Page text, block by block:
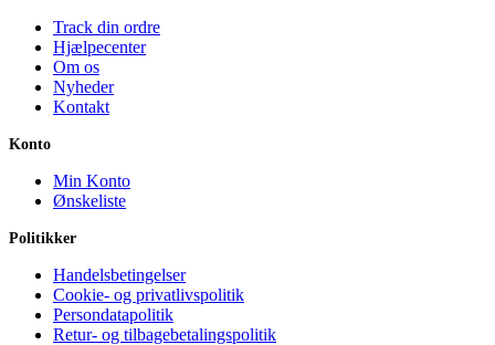
Track din ordre
Hjælpecenter
Om os
Nyheder
Kontakt
Konto
Min Konto
Ønskeliste
Politikker
Handelsbetingelser
Cookie- og privatlivspolitik
Persondatapolitik
Retur- og tilbagebetalingspolitik